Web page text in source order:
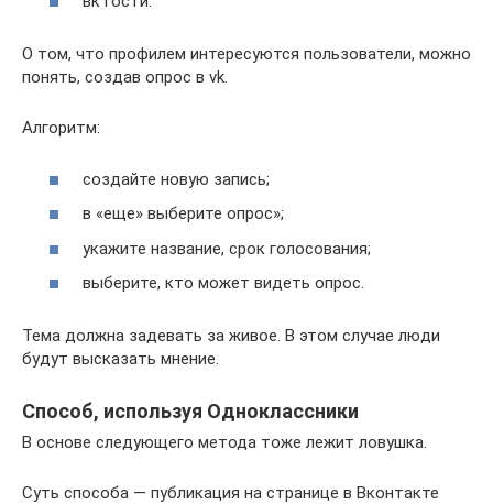
О том, что профилем интересуются пользователи, можно
понять, создав опрос в vk.
Алгоритм:
создайте новую запись;
в «еще» выберите опрос»;
укажите название, срок голосования;
выберите, кто может видеть опрос.
Тема должна задевать за живое. В этом случае люди
будут высказать мнение.
Способ, используя Одноклассники
В основе следующего метода тоже лежит ловушка.
Суть способа — публикация на странице в Вконтакте